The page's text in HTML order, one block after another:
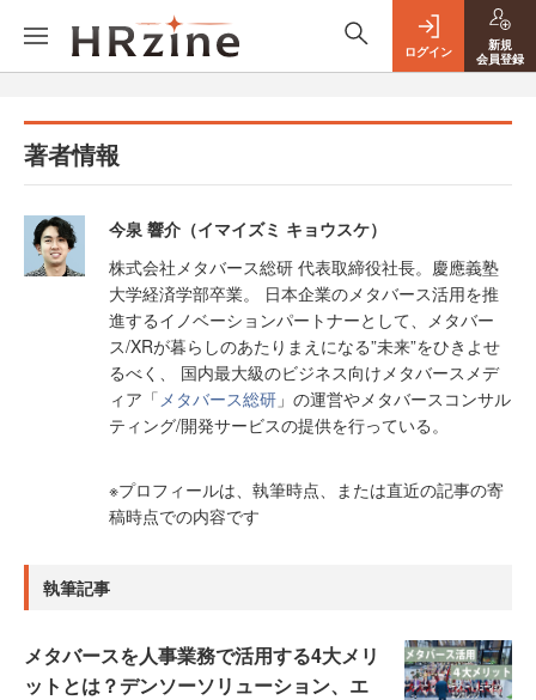
ログイン
新規
会員登録
著者情報
今泉 響介（イマイズミ キョウスケ）
株式会社メタバース総研 代表取締役社長。慶應義塾
大学経済学部卒業。 日本企業のメタバース活用を推
進するイノベーションパートナーとして、メタバー
ス/XRが暮らしのあたりまえになる”未来”をひきよせ
るべく、 国内最大級のビジネス向けメタバースメデ
ィア「メタバース総研 」の運営やメタバースコンサル
ティング/開発サービスの提供を行っている。
※プロフィールは、執筆時点、または直近の記事の寄
稿時点での内容です
執筆記事
メタバースを人事業務で活用する4大メリ
ットとは？デンソーソリューション、エ